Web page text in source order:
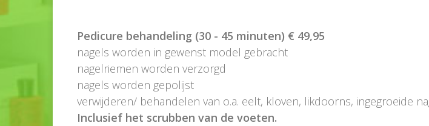
Pedicure behandeling (30 - 45 minuten) € 49,95
nagels worden in gewenst model gebracht
nagelriemen worden verzorgd
nagels worden gepolijst
verwijderen/ behandelen van o.a. eelt, kloven, likdoorns, ingegroeide
Inclusief het scrubben van de voeten.